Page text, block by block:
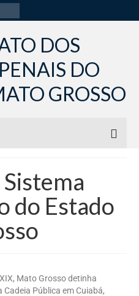
do Estado
Mato Grosso detinha
Pública em Cuiabá,